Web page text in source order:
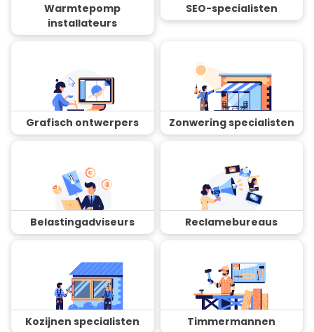
Warmtepomp
installateurs
SEO-specialisten
Grafisch ontwerpers Zonwering specialisten
Belastingadviseurs Reclamebureaus
Kozijnen specialisten Timmermannen